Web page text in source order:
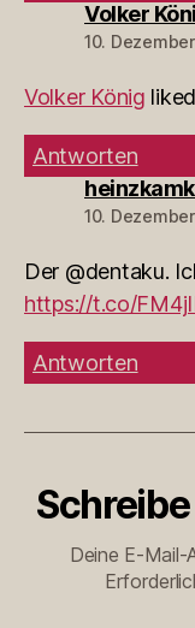
Volker
10.
Volker König
Antworten
10.
Der @dentaku.
https://t.co/
Antworten
Deine E-